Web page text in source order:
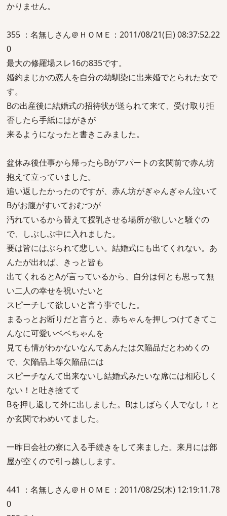
かりません。
355 ：名無しさん＠ＨＯＭＥ：2011/08/21(日) 08:37:52.22
0
最大の修羅場スレ16の835です。
婚約まじかの恋人を自分の幼馴染に出来婚でとられた女で
す。
Bの出産後に結婚式の招待状が送られて来て、受け取り拒
否したら手紙にはがきが
来るようになったと書きこみました。
盆休み後仕事から帰ったらBがアパートの玄関前で赤ん坊
抱えて立っていました。
追い返したかったのですが、赤ん坊がぎゃんぎゃん泣いて
Bがお腹がすいておむつが
汚れているから替えて授乳させる場所が欲しいと騒ぐの
で、しぶしぶ中に入れました。
要は皆にはぶられて悲しい。結婚式にも出てくれない。あ
んたが出れば、きっと皆も
出てくれるとAが言っているから、自分は何とも思って無
い二人の幸せを祝いたいと
スピーチして欲しいと言う事でした。
まるっとお断りだと言うと、赤ちゃんを押しつけてきてこ
んなに可愛いベベちゃんを
見ても情がわかないなんてあんたは欠陥品だとわめくの
で、欠陥品上等欠陥品には
スピーチなんて出来ないし結婚式みたいな席には相応しく
ない！と吐き捨てて
Bを押し返して外に出しました。Bはしばらく人でなし！と
か玄関でわめいてました。
一昨日会社の寮に入る手続きをして来ました。来月には部
屋が空くので引っ越しします。
441 ：名無しさん＠ＨＯＭＥ：2011/08/25(木) 12:19:11.78
0